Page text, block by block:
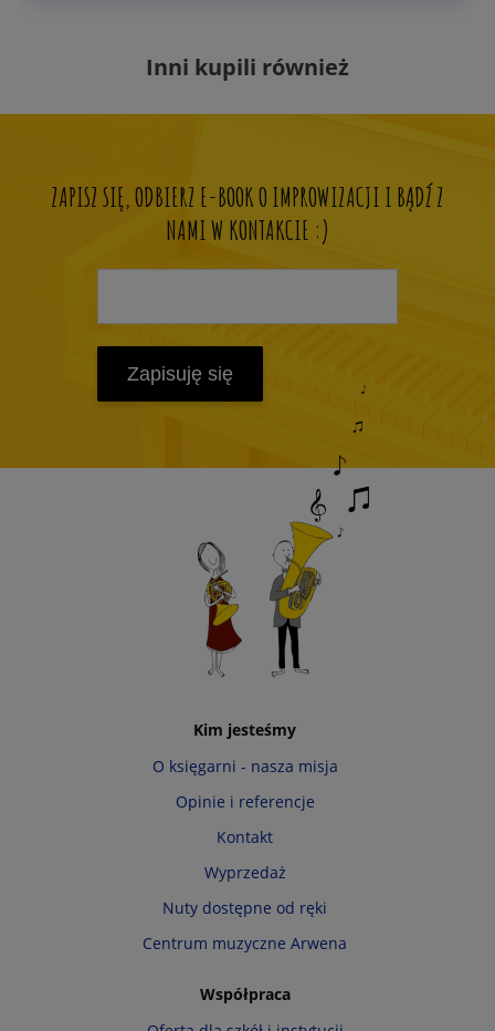
Inni kupili również
ZAPISZ SIĘ, ODBIERZ E-BOOK O IMPROWIZACJI I BĄDŹ Z
NAMI W KONTAKCIE :)
Zapisuję się
Kim jesteśmy
O księgarni - nasza misja
Opinie i referencje
Kontakt
Wyprzedaż
Nuty dostępne od ręki
Centrum muzyczne Arwena
Współpraca